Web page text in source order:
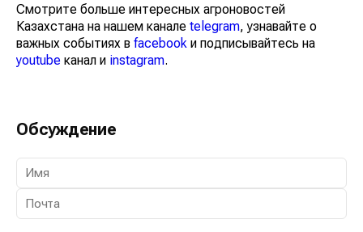
Смотрите больше интересных агроновостей
Казахстана на нашем канале telegram, узнавайте о
важных событиях в facebook и подписывайтесь на
youtube канал и instagram.
Обсуждение